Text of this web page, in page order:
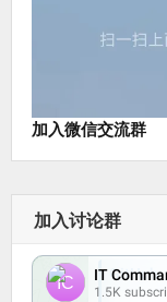
加入微信交流群
加入讨论群